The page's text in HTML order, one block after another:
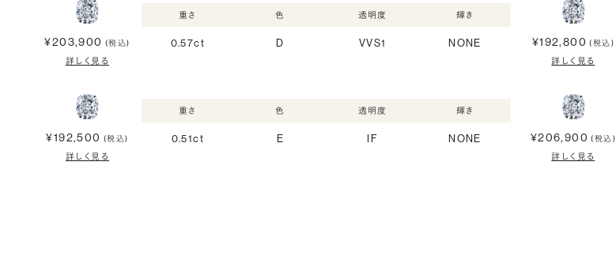
¥203,900 (税込)
詳しく見る
重さ
0.57ct
色
D
透明度
VVS1
輝き
NONE ¥192,800 (税込)
詳しく見る
¥192,500 (税込)
詳しく見る
重さ
0.51ct
色
E
透明度
IF
輝き
NONE ¥206,900 (税込)
詳しく見る